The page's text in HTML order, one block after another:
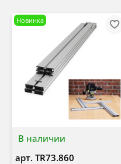
В наличии
Новинка
арт. TR73.860